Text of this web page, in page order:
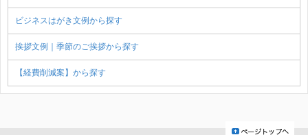
ビジネスはがき文例から探す
挨拶文例｜季節のご挨拶から探す
【経費削減案】から探す